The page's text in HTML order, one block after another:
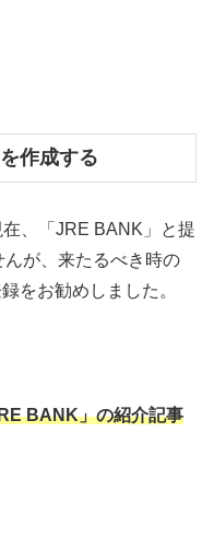
作成する
、「JRE BANK」と提
が、来たるべき時の
をお勧めしました。
BANK」の紹介記事